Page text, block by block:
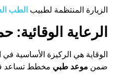
الزيارة المنتظمة لطبيب الطب
الرعاية
الوقاية هي الركيزة الأساسية
ضمن موعد طبي مخطط تساعد